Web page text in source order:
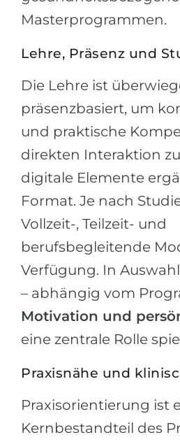
Masterprogrammen.
Lehre, Präsenz und
Die Lehre ist
präsenzbasiert, um
und praktische
direkten Interaktion
digitale Elemente
Format. Je nach
Vollzeit-, Teilzeit- und
berufsbegleitende
Verfügung. In
– abhängig vom
Motivation und
eine zentrale Rolle
Praxisnähe und
Praxisorientierung ist
Kernbestandteil des